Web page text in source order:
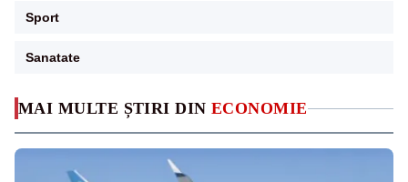
MAI MULTE ȘTIRI DIN ECONOMIE
Sport
Sanatate